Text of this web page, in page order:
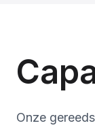
Onze